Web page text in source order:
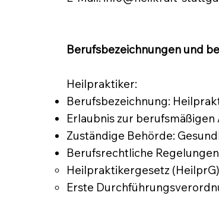
Berufsbezeichnungen und
Heilpraktiker:
Berufsbezeichnung:
Erlaubnis zur
Zuständige Behörde:
Berufsrechtliche
Heilpraktikergesetz
Erste